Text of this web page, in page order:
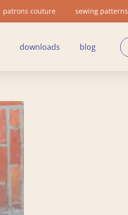
patrons couture sewing patterns
downloads blog